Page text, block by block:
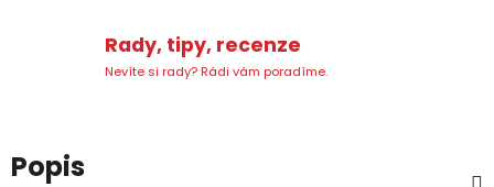
Rady, tipy, recenze
Nevíte si rady? Rádi vám poradíme.
Popis